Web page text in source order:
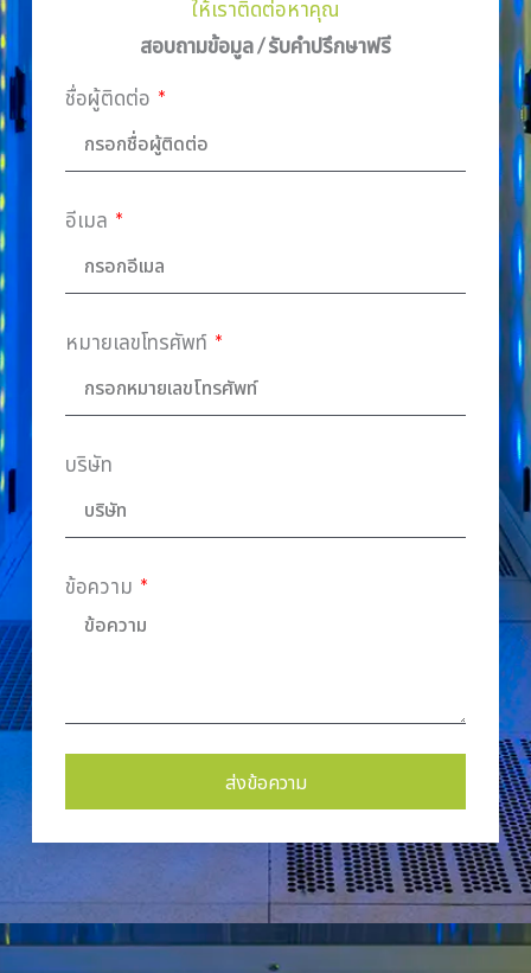
ให้เราติดต่อหาคุณ
สอบถามข้อมูล / รับคำปรึกษาฟรี
ชื่อผู้ติดต่อ
อีเมล
หมายเลขโทรศัพท์
บริษัท
ข้อความ
ส่งข้อความ